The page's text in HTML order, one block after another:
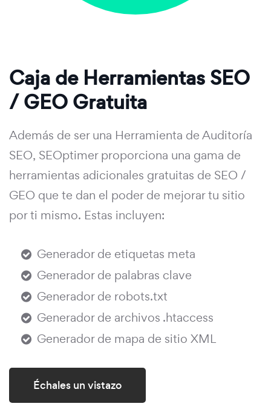
Caja de Herramientas SEO
/ GEO Gratuita
Además de ser una Herramienta de Auditoría
SEO, SEOptimer proporciona una gama de
herramientas adicionales gratuitas de SEO /
GEO que te dan el poder de mejorar tu sitio
por ti mismo. Estas incluyen:
Generador de etiquetas meta
Generador de palabras clave
Generador de robots.txt
Generador de archivos .htaccess
Generador de mapa de sitio XML
Échales un vistazo